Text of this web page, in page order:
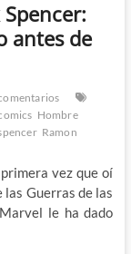
antes de
Hombre
Ramon
vez que oí
Guerras de las
le ha dado